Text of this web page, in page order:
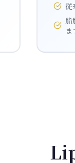
従
脂
ま